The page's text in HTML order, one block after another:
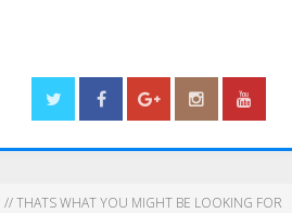
// THATS WHAT YOU MIGHT BE LOOKING FOR